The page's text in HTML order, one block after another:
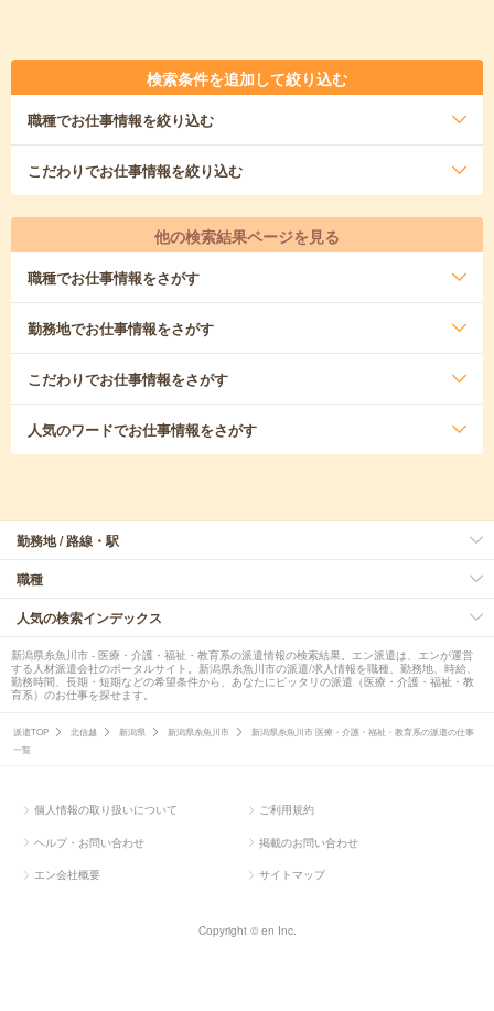
検索条件を追加して絞り込む
職種でお仕事情報を絞り込む
こだわりでお仕事情報を絞り込む
他の検索結果ページを見る
職種でお仕事情報をさがす
勤務地でお仕事情報をさがす
こだわりでお仕事情報をさがす
人気のワードでお仕事情報をさがす
勤務地 / 路線・駅
職種
人気の検索インデックス
新潟県糸魚川市 - 医療・介護・福祉・教育系の派遣情報の検索結果。エン派遣は、エンが運営
する人材派遣会社のポータルサイト。新潟県糸魚川市の派遣/求人情報を職種、勤務地、時給、
勤務時間、長期・短期などの希望条件から、あなたにピッタリの派遣（医療・介護・福祉・教
育系）のお仕事を探せます。
派遣TOP 北信越 新潟県 新潟県糸魚川市
新潟県糸魚川市 医療・介護・福祉・教育系の派遣の仕事
一覧
個人情報の取り扱いについて ご利用規約
ヘルプ・お問い合わせ 掲載のお問い合わせ
エン会社概要 サイトマップ
Copyright © en Inc.